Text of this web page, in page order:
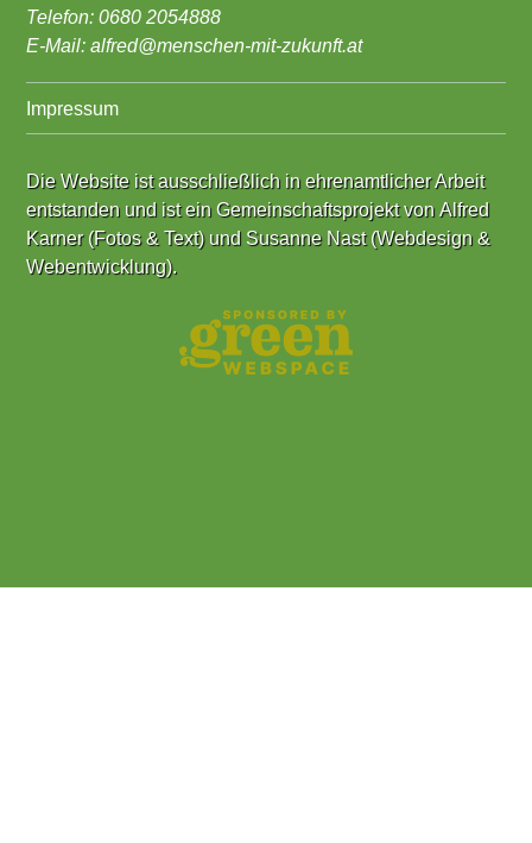
Telefon: 0680 2054888
E-Mail:alfred@menschen-mit-zukunft.at
Impressum
Die Website ist ausschließlich in ehrenamtlicher Arbeit
entstanden und ist ein Gemeinschaftsprojekt vonAlfred
Karner (Fotos & Text)und Susanne Nast (Webdesign &
Webentwicklung).